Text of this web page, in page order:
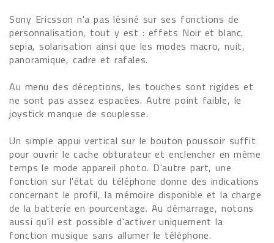
Sony Ericsson n'a pas lésiné sur ses fonctions de
personnalisation, tout y est : effets Noir et blanc,
sepia, solarisation ainsi que les modes macro, nuit,
panoramique, cadre et rafales.
Au menu des déceptions, les touches sont rigides et
ne sont pas assez espacées. Autre point faible, le
joystick manque de souplesse.
Un simple appui vertical sur le bouton poussoir suffit
pour ouvrir le cache obturateur et enclencher en même
temps le mode appareil photo. D'autre part, une
fonction sur l'état du téléphone donne des indications
concernant le profil, la mémoire disponible et la charge
de la batterie en pourcentage. Au démarrage, notons
aussi qu'il est possible d'activer uniquement la
fonction musique sans allumer le téléphone.